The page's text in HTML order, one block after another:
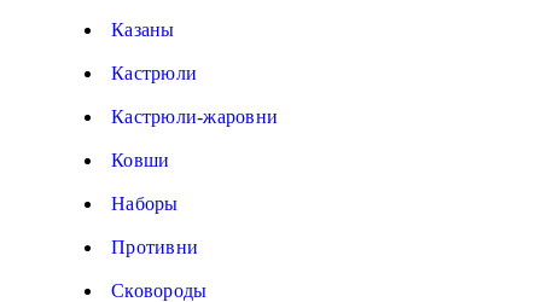
Казаны
Кастрюли
Кастрюли-жаровни
Ковши
Наборы
Противни
Сковороды